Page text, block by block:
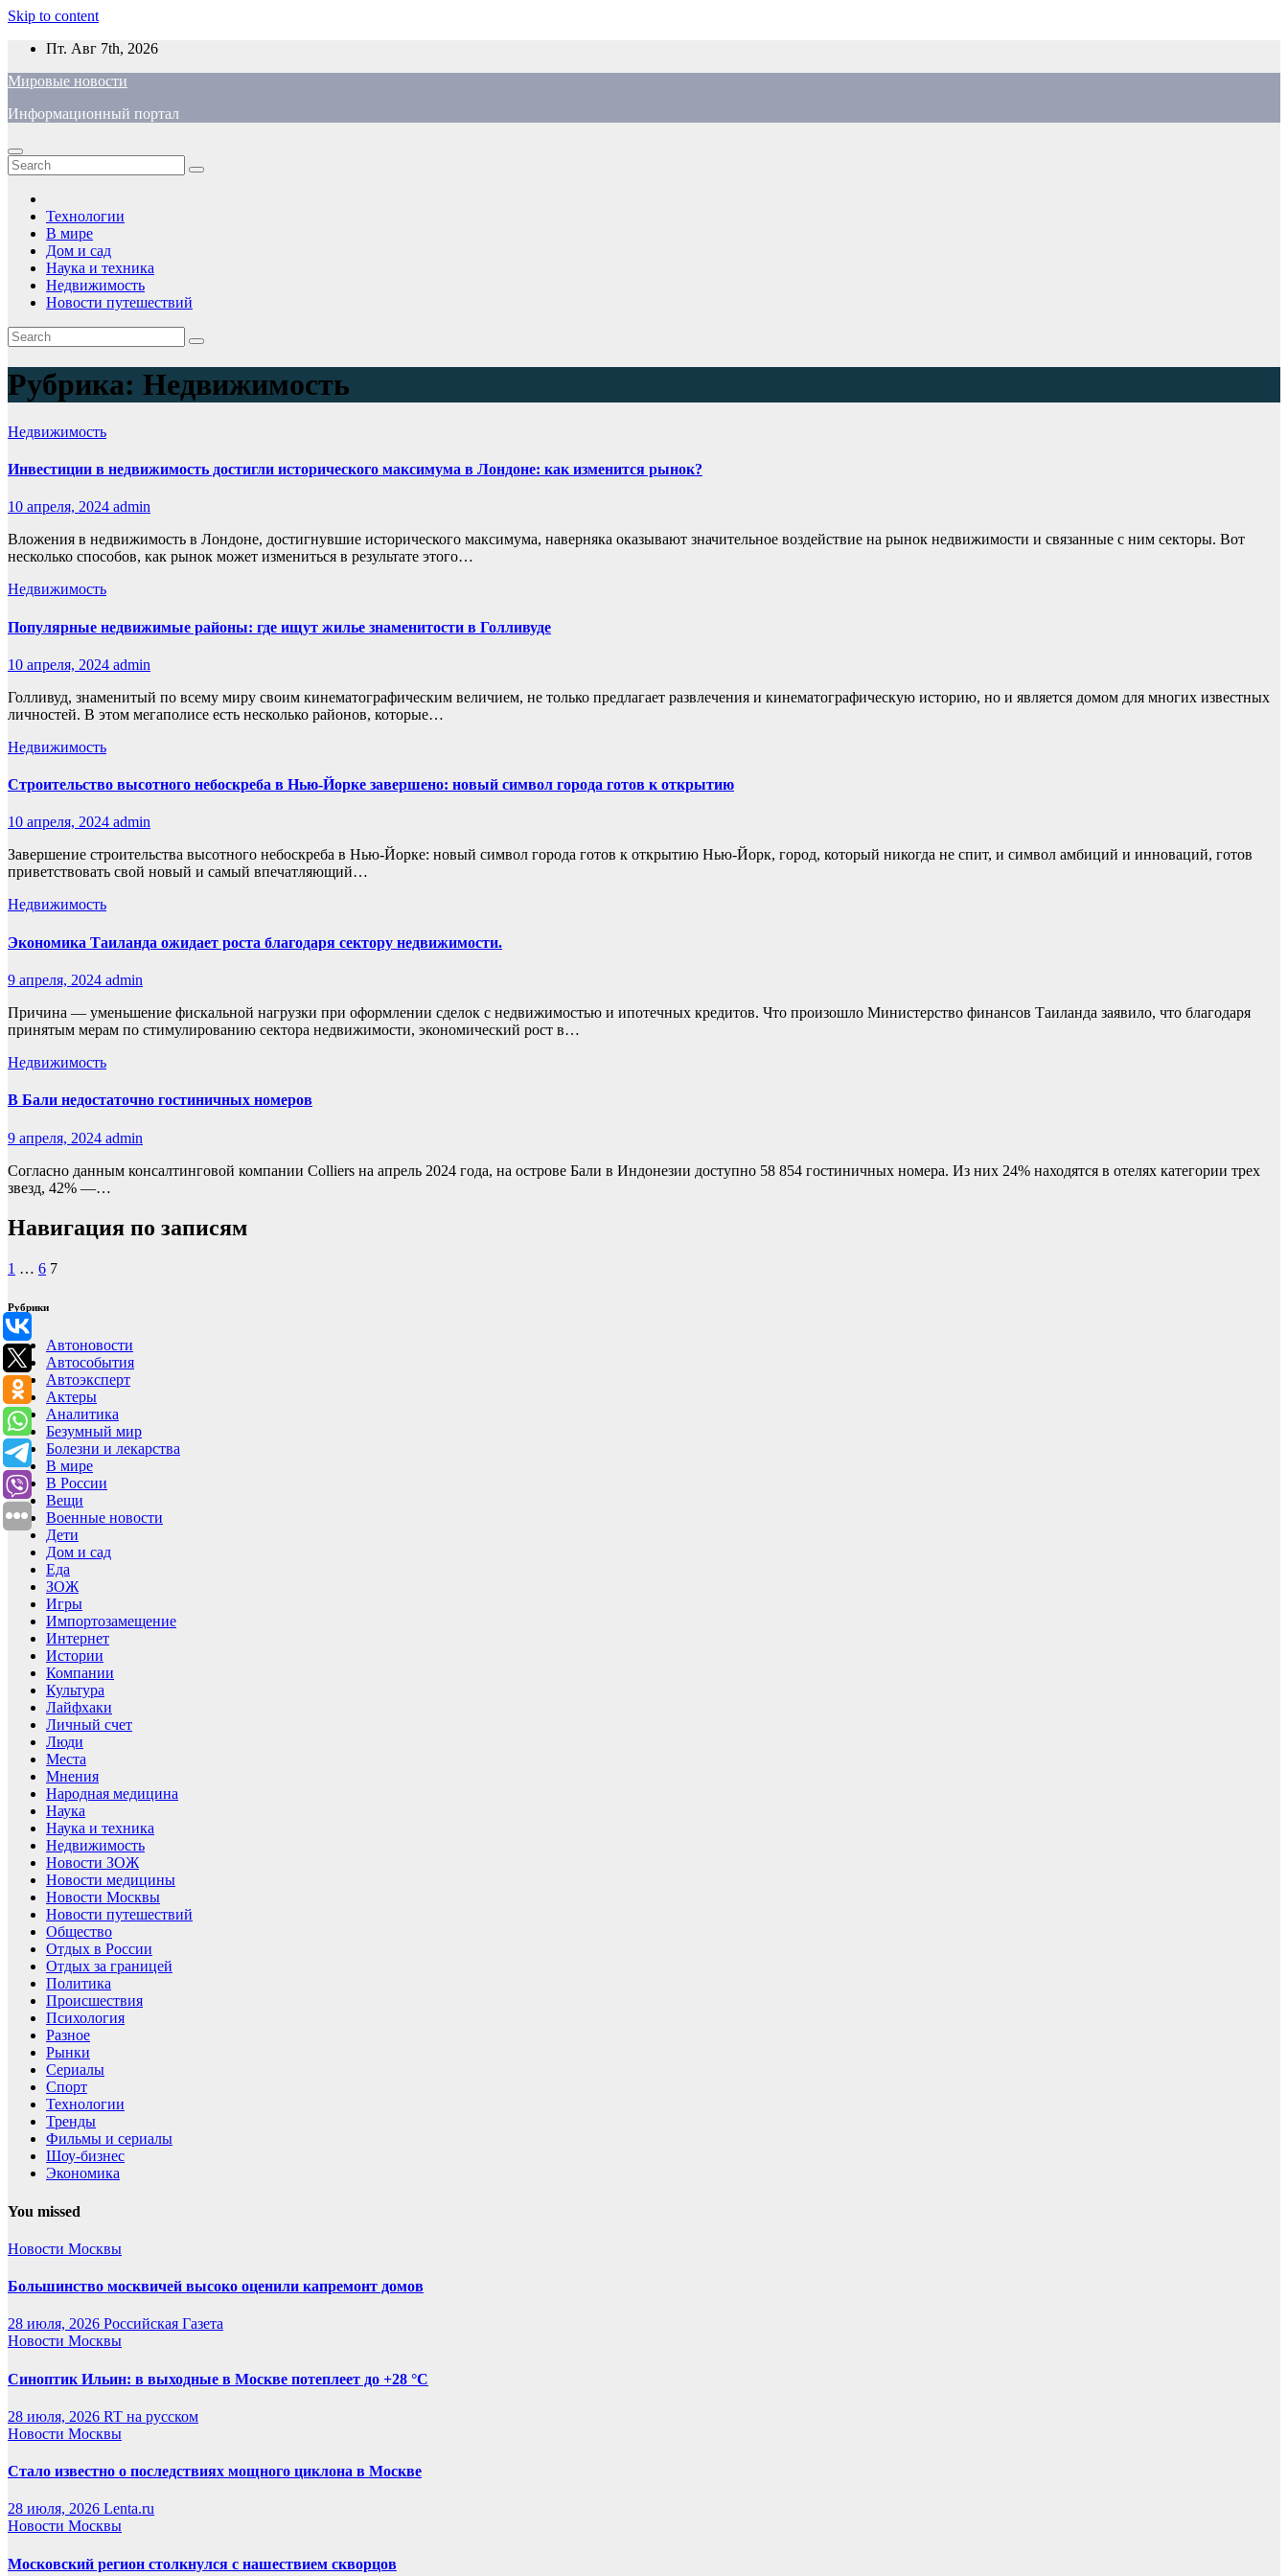
Skip to content
Пт. Авг 7th, 2026
Мировые новости
Информационный портал
Технологии
В мире
Дом и сад
Наука и техника
Недвижимость
Новости путешествий
Рубрика: Недвижимость
Недвижимость
Инвестиции в недвижимость достигли исторического максимума в Лондоне: как изменится рынок?
10 апреля, 2024 admin
Вложения в недвижимость в Лондоне, достигнувшие исторического максимума, наверняка оказывают значительное воздействие на рынок недвижимости и связанные с ним секторы. Вот
несколько способов, как рынок может измениться в результате этого…
Недвижимость
Популярные недвижимые районы: где ищут жилье знаменитости в Голливуде
10 апреля, 2024 admin
Голливуд, знаменитый по всему миру своим кинематографическим величием, не только предлагает развлечения и кинематографическую историю, но и является домом для многих известных
личностей. В этом мегаполисе есть несколько районов, которые…
Недвижимость
Строительство высотного небоскреба в Нью-Йорке завершено: новый символ города готов к открытию
10 апреля, 2024 admin
Завершение строительства высотного небоскреба в Нью-Йорке: новый символ города готов к открытию Нью-Йорк, город, который никогда не спит, и символ амбиций и инноваций, готов
приветствовать свой новый и самый впечатляющий…
Недвижимость
Экономика Таиланда ожидает роста благодаря сектору недвижимости.
9 апреля, 2024 admin
Причина — уменьшение фискальной нагрузки при оформлении сделок с недвижимостью и ипотечных кредитов. Что произошло Министерство финансов Таиланда заявило, что благодаря
принятым мерам по стимулированию сектора недвижимости, экономический рост в…
Недвижимость
В Бали недостаточно гостиничных номеров
9 апреля, 2024 admin
Согласно данным консалтинговой компании Colliers на апрель 2024 года, на острове Бали в Индонезии доступно 58 854 гостиничных номера. Из них 24% находятся в отелях категории трех
звезд, 42% —…
Навигация по записям
1 … 6 7
Рубрики
Автоновости
Автособытия
Автоэксперт
Актеры
Аналитика
Безумный мир
Болезни и лекарства
В мире
В России
Вещи
Военные новости
Дети
Дом и сад
Еда
ЗОЖ
Игры
Импортозамещение
Интернет
Истории
Компании
Культура
Лайфхаки
Личный счет
Люди
Места
Мнения
Народная медицина
Наука
Наука и техника
Недвижимость
Новости ЗОЖ
Новости медицины
Новости Москвы
Новости путешествий
Общество
Отдых в России
Отдых за границей
Политика
Происшествия
Психология
Разное
Рынки
Сериалы
Спорт
Технологии
Тренды
Фильмы и сериалы
Шоу-бизнес
Экономика
You missed
Новости Москвы
Большинство москвичей высоко оценили капремонт домов
28 июля, 2026 Российская Газета
Новости Москвы
Синоптик Ильин: в выходные в Москве потеплеет до +28 °C
28 июля, 2026 RT на русском
Новости Москвы
Стало известно о последствиях мощного циклона в Москве
28 июля, 2026 Lenta.ru
Новости Москвы
Московский регион столкнулся с нашествием скворцов